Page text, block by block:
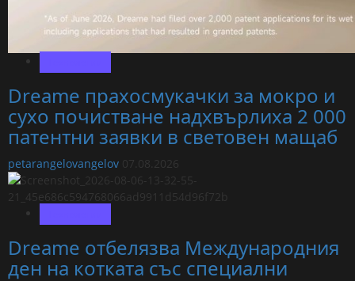
Dreame прахосмукачки за мокро и
сухо почистване надхвърлиха 2 000
патентни заявки в световен мащаб
petarangelovangelov 07.08.2026
Dreame отбелязва Международния
ден на котката със специални